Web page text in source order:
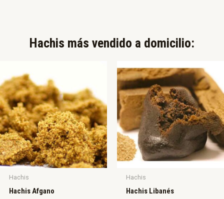
Hachis más vendido a domicilio:​
Hachis
Hachis Afgano
Hachis
Hachis Libanés